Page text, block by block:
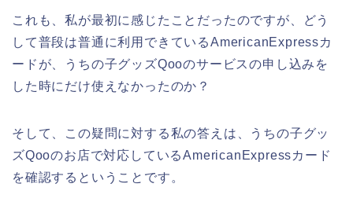
これも、私が最初に感じたことだったのですが、どう
して普段は普通に利用できているAmericanExpressカ
ードが、うちの子グッズQooのサービスの申し込みを
した時にだけ使えなかったのか？
そして、この疑問に対する私の答えは、うちの子グッ
ズQooのお店で対応しているAmericanExpressカード
を確認するということです。